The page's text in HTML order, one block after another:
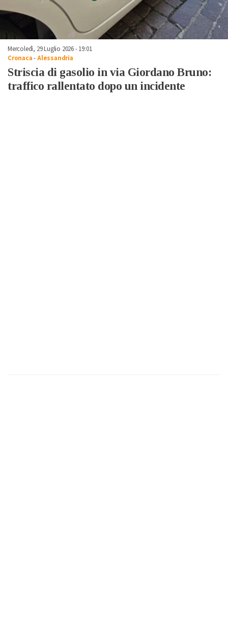
Mercoledì, 29 Luglio 2026 - 19:01
Cronaca-Alessandria
Striscia di gasolio in via Giordano Bruno:
traffico rallentato dopo un incidente